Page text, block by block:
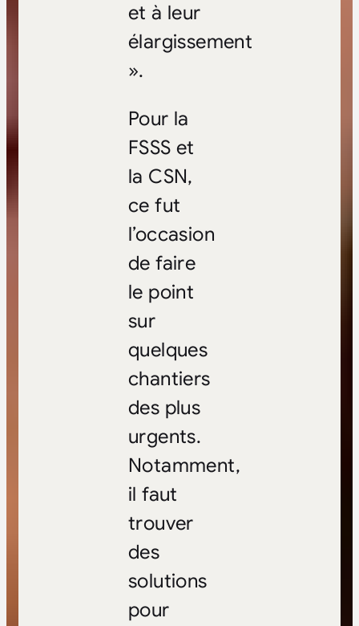
et à leur
élargissement
».
Pour la
FSSS et
la CSN,
ce fut
l’occasion
de faire
le point
sur
quelques
chantiers
des plus
urgents.
Notamment,
il faut
trouver
des
solutions
pour